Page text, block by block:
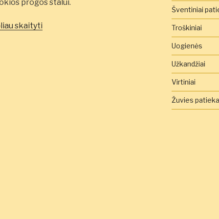
progos stalui.
skaityti„Česnakinė
Šventiniai
Troškiniai
Uogienės
Užkandžiai
Virtiniai
Žuvies